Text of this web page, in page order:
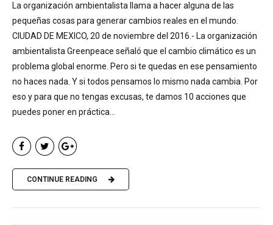
La organización ambientalista llama a hacer alguna de las
pequeñas cosas para generar cambios reales en el mundo.
CIUDAD DE MEXICO, 20 de noviembre del 2016.- La organización
ambientalista Greenpeace señaló que el cambio climático es un
problema global enorme. Pero si te quedas en ese pensamiento
no haces nada. Y si todos pensamos lo mismo nada cambia. Por
eso y para que no tengas excusas, te damos 10 acciones que
puedes poner en práctica...
CONTINUE READING